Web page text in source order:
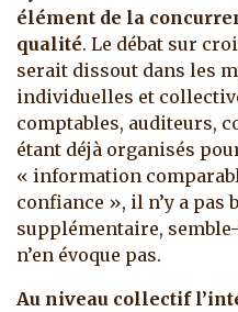
élément de la
qualité. Le débat sur
serait dissout dans les
individuelles et
comptables, auditeurs,
étant déjà organisés
« information
confiance », il n’y a pas
supplémentaire,
n’en évoque pas.
Au niveau collectif